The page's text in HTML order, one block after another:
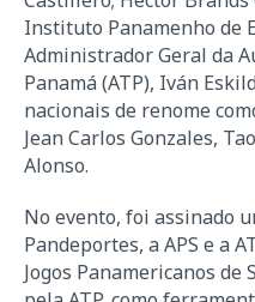
Instituto Panamenho de
Administrador Geral da
Panamá (ATP), Iván
nacionais de renome
Jean Carlos Gonzales,
Alonso.
No evento, foi assinado
Pandeportes, a APS e a
Jogos Panamericanos de